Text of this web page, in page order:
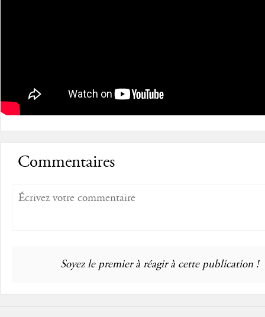
Commentaires
Soyez le premier à réagir à cette publication !